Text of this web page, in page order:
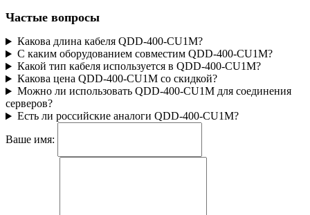
Частые вопросы
Какова длина кабеля QDD-400-CU1M?
С каким оборудованием совместим QDD-400-CU1M?
Какой тип кабеля используется в QDD-400-CU1M?
Какова цена QDD-400-CU1M со скидкой?
Можно ли использовать QDD-400-CU1M для соединения
серверов?
Есть ли российские аналоги QDD-400-CU1M?
Ваше имя: